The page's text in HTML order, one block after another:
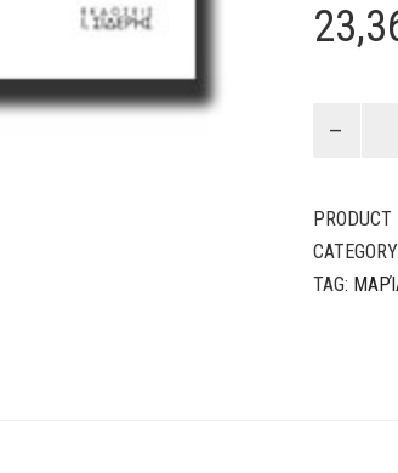
quantity
PRODUCT
TAG: